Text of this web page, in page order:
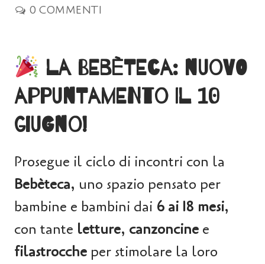
0 COMMENTI
la Bebèteca: nuovo
appuntamento il 10
giugno!
Prosegue il ciclo di incontri con la
Bebèteca, uno spazio pensato per
bambine e bambini dai 6 ai 18 mesi,
con tante letture, canzoncine e
filastrocche per stimolare la loro